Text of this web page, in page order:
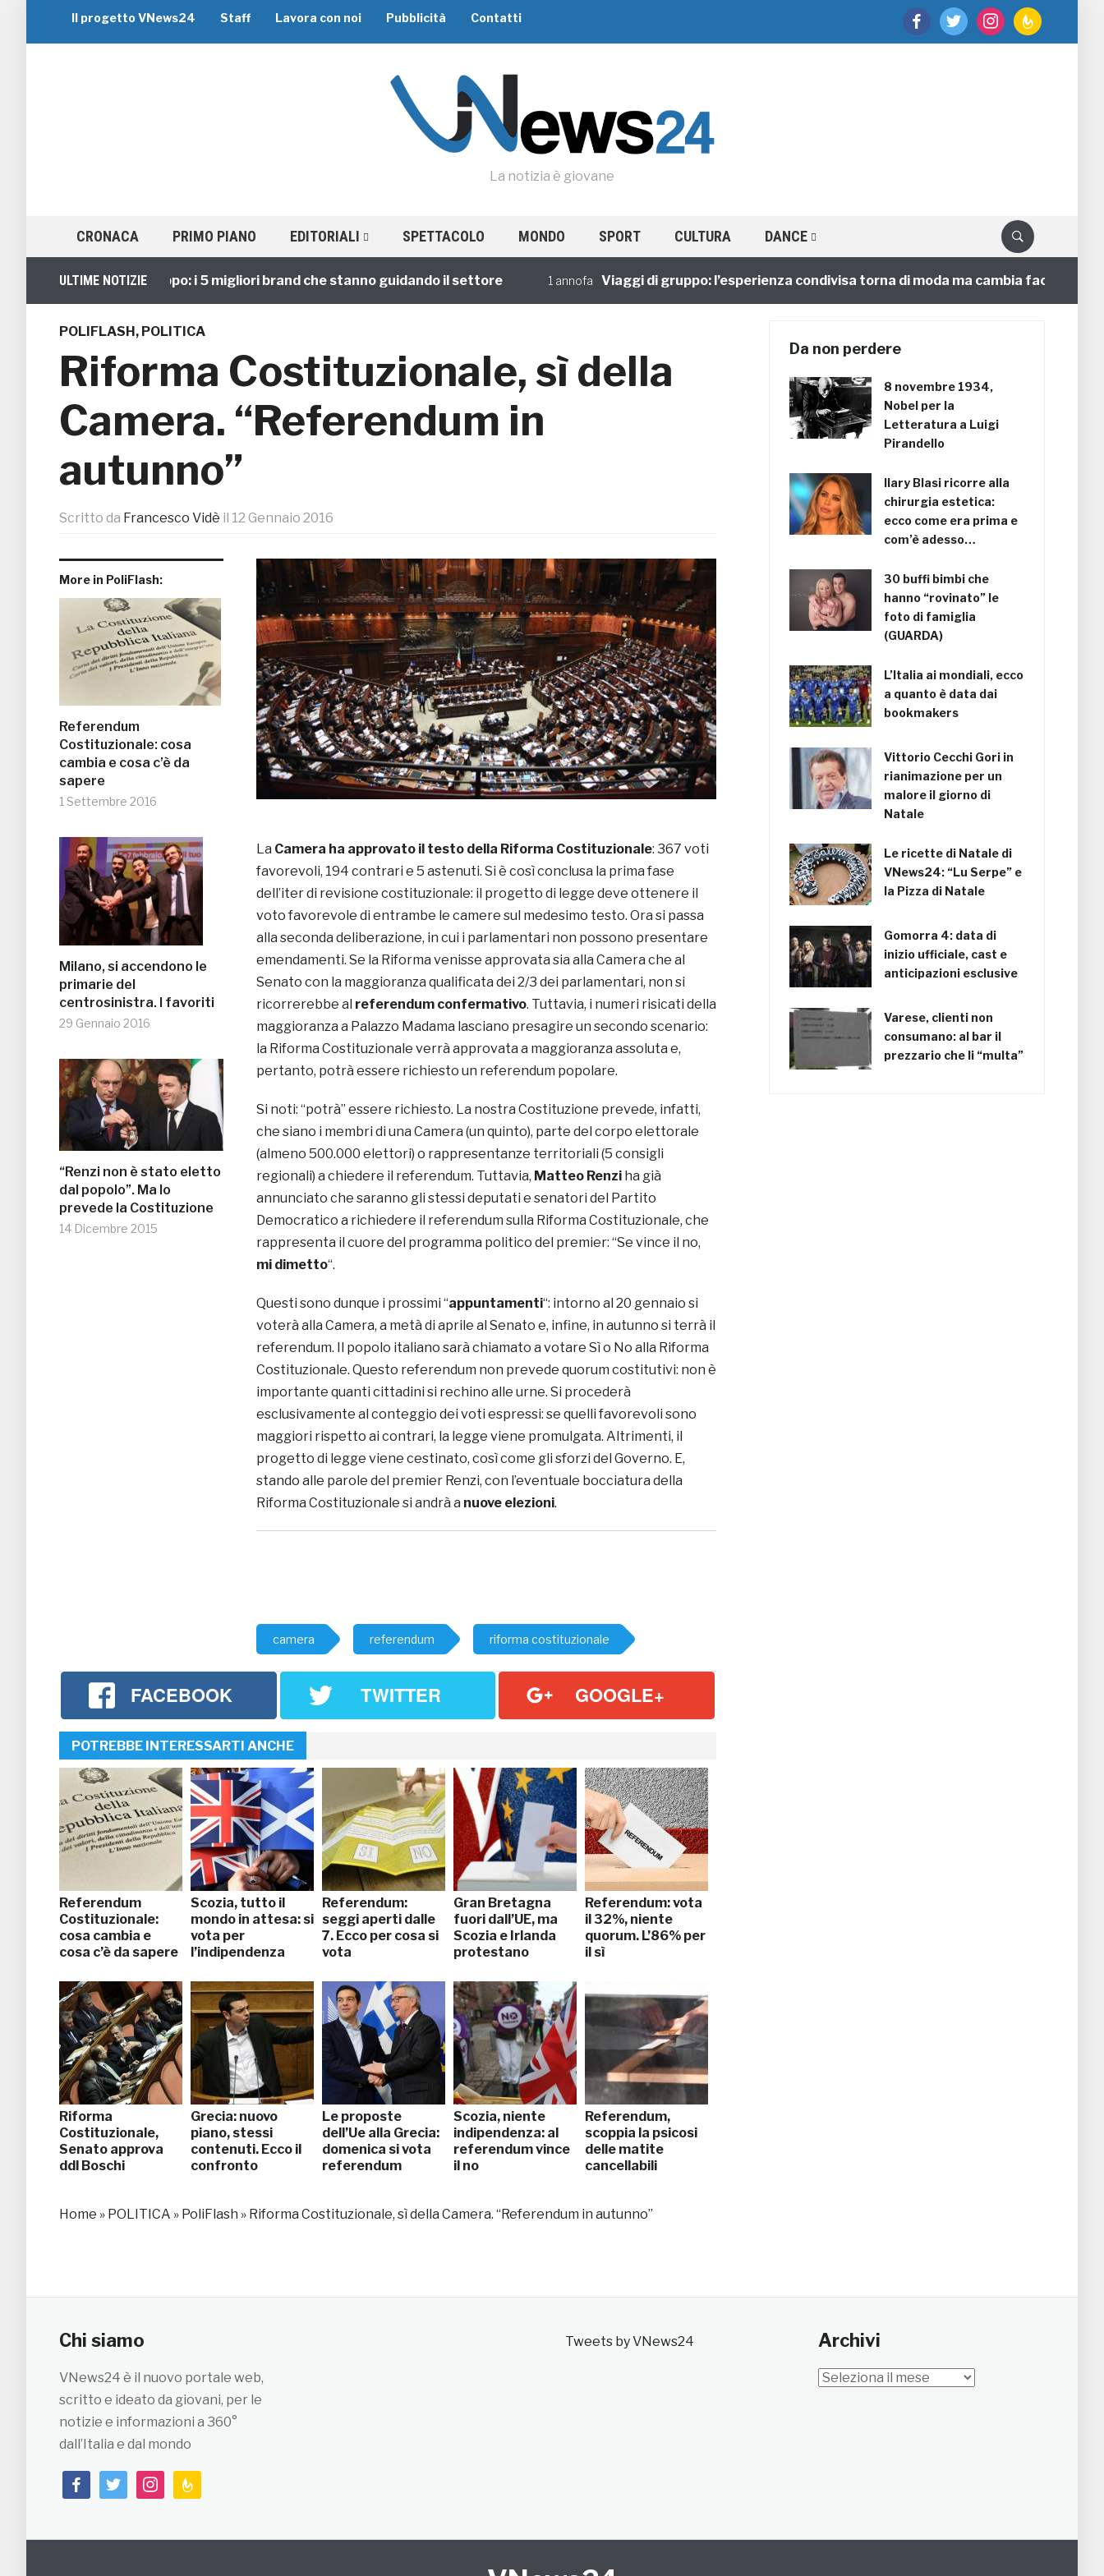
facebooktwitter instagramfeedburner
Il progetto VNews24 Staff Lavora con noi Pubblicità Contatti
La notizia è giovane
CRONACA PRIMO PIANO EDITORIALI SPETTACOLO MONDO SPORT CULTURA DANCE
ULTIME NOTIZIE
Viaggi di Gruppo: i 5 migliori brand che stanno guidando il settore 1 annofa Viaggi di gruppo: l’esperienza condivisa torna di moda ma cambia faccia
POLIFLASH, POLITICA
Riforma Costituzionale, sì della
Camera. “Referendum in
autunno”
Scritto da Francesco Vidè il 12 Gennaio 2016
More in PoliFlash:
Referendum
Costituzionale: cosa
cambia e cosa c’è da
sapere
1 Settembre 2016
Milano, si accendono le
primarie del
centrosinistra. I favoriti
29 Gennaio 2016
“Renzi non è stato eletto
dal popolo”. Ma lo
prevede la Costituzione
14 Dicembre 2015
La Camera ha approvato il testo della Riforma Costituzionale: 367 voti
favorevoli, 194 contrari e 5 astenuti. Si è così conclusa la prima fase
dell’iter di revisione costituzionale: il progetto di legge deve ottenere il
voto favorevole di entrambe le camere sul medesimo testo. Ora si passa
alla seconda deliberazione, in cui i parlamentari non possono presentare
emendamenti. Se la Riforma venisse approvata sia alla Camera che al
Senato con la maggioranza qualificata dei 2/3 dei parlamentari, non si
ricorrerebbe al referendum confermativo. Tuttavia, i numeri risicati della
maggioranza a Palazzo Madama lasciano presagire un secondo scenario:
la Riforma Costituzionale verrà approvata a maggioranza assoluta e,
pertanto, potrà essere richiesto un referendum popolare.
Si noti: “potrà” essere richiesto. La nostra Costituzione prevede, infatti,
che siano i membri di una Camera (un quinto), parte del corpo elettorale
(almeno 500.000 elettori) o rappresentanze territoriali (5 consigli
regionali) a chiedere il referendum. Tuttavia, Matteo Renzi ha già
annunciato che saranno gli stessi deputati e senatori del Partito
Democratico a richiedere il referendum sulla Riforma Costituzionale, che
rappresenta il cuore del programma politico del premier: “Se vince il no,
mi dimetto“.
Questi sono dunque i prossimi “appuntamenti“: intorno al 20 gennaio si
voterà alla Camera, a metà di aprile al Senato e, infine, in autunno si terrà il
referendum. Il popolo italiano sarà chiamato a votare Sì o No alla Riforma
Costituzionale. Questo referendum non prevede quorum costitutivi: non è
importante quanti cittadini si rechino alle urne. Si procederà
esclusivamente al conteggio dei voti espressi: se quelli favorevoli sono
maggiori rispetto ai contrari, la legge viene promulgata. Altrimenti, il
progetto di legge viene cestinato, così come gli sforzi del Governo. E,
stando alle parole del premier Renzi, con l’eventuale bocciatura della
Riforma Costituzionale si andrà a nuove elezioni.
camera referendum riforma costituzionale
FACEBOOK TWITTER GOOGLE+
POTREBBE INTERESSARTI ANCHE
Referendum
Costituzionale:
cosa cambia e
cosa c’è da sapere
Scozia, tutto il
mondo in attesa: si
vota per
l’indipendenza
Referendum:
seggi aperti dalle
7. Ecco per cosa si
vota
Gran Bretagna
fuori dall’UE, ma
Scozia e Irlanda
protestano
Referendum: vota
il 32%, niente
quorum. L’86% per
il sì
Riforma
Costituzionale,
Senato approva
ddl Boschi
Grecia: nuovo
piano, stessi
contenuti. Ecco il
confronto
Le proposte
dell’Ue alla Grecia:
domenica si vota
referendum
Scozia, niente
indipendenza: al
referendum vince
il no
Referendum,
scoppia la psicosi
delle matite
cancellabili
Home » POLITICA » PoliFlash » Riforma Costituzionale, sì della Camera. “Referendum in autunno”
Da non perdere
8 novembre 1934,
Nobel per la
Letteratura a Luigi
Pirandello
Ilary Blasi ricorre alla
chirurgia estetica:
ecco come era prima e
com’è adesso…
30 buffi bimbi che
hanno “rovinato” le
foto di famiglia
(GUARDA)
L’Italia ai mondiali, ecco
a quanto è data dai
bookmakers
Vittorio Cecchi Gori in
rianimazione per un
malore il giorno di
Natale
Le ricette di Natale di
VNews24: “Lu Serpe” e
la Pizza di Natale
Gomorra 4: data di
inizio ufficiale, cast e
anticipazioni esclusive
Varese, clienti non
consumano: al bar il
prezzario che li “multa”
Chi siamo
VNews24 è il nuovo portale web,
scritto e ideato da giovani, per le
notizie e informazioni a 360°
dall’Italia e dal mondo
facebooktwitterinstagramfeedburner
Tweets by VNews24 Archivi
Archivi